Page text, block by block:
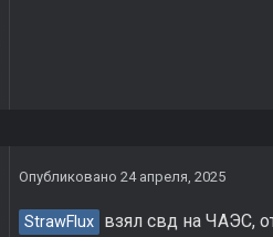
Опубликовано 24 апреля, 2025
StrawFlux взял свд на ЧАЭС,